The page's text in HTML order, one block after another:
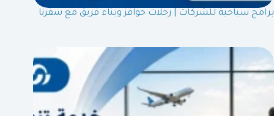
برامج سياحية للشركات | رحلات حوافز وبناء فريق مع سفرنا